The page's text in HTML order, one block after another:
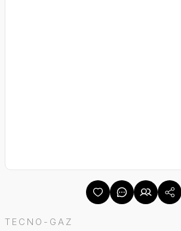
TECNO-GAZ